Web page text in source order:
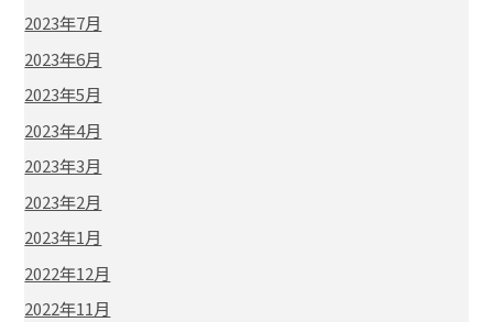
2023年7月
2023年6月
2023年5月
2023年4月
2023年3月
2023年2月
2023年1月
2022年12月
2022年11月